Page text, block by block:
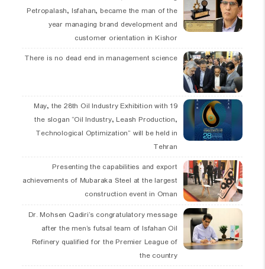
Petropalash, Isfahan, became the man of the
year managing brand development and
customer orientation in Kishor
There is no dead end in management science
19 May, the 28th Oil Industry Exhibition with
the slogan “Oil Industry, Leash Production,
Technological Optimization” will be held in
Tehran
Presenting the capabilities and export
achievements of Mubaraka Steel at the largest
construction event in Oman
Dr. Mohsen Qadiri’s congratulatory message
after the men’s futsal team of Isfahan Oil
Refinery qualified for the Premier League of
the country